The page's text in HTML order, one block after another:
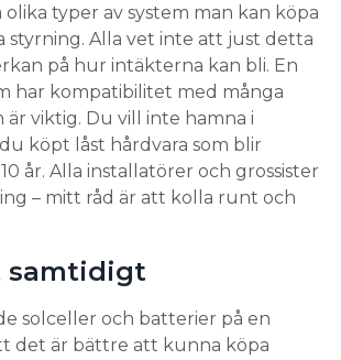
olika typer av system man kan köpa
styrning. Alla vet inte att just detta
på hur intäkterna kan bli. En
har kompatibilitet med många
är viktig. Du vill inte hamna i
köpt låst hårdvara som blir
år. Alla installatörer och grossister
– mitt råd är att kolla runt och
samtidigt
solceller och batterier på en
det är bättre att kunna köpa